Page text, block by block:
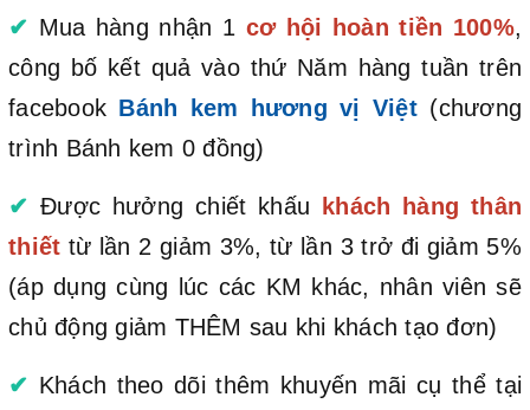
✔ Mua hàng nhận 1 cơ hội hoàn tiền 100%,
công bố kết quả vào thứ Năm hàng tuần trên
facebook Bánh kem hương vị Việt(chương
trình Bánh kem 0 đồng)
✔ Được hưởng chiết khấu khách hàng thân
thiết từ lần 2 giảm 3%, từ lần 3 trở đi giảm 5%
(áp dụng cùng lúc các KM khác, nhân viên sẽ
chủ động giảm THÊM sau khi khách tạo đơn)
✔ Khách theo dõi thêm khuyến mãi cụ thể tại